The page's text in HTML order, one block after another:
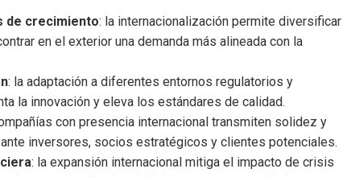
de crecimiento: la internacionalización permite diversificar
en el exterior una demanda más alineada con la
: la adaptación a diferentes entornos regulatorios y
la innovación y eleva los estándares de calidad.
con presencia internacional transmiten solidez y
inversores, socios estratégicos y clientes potenciales.
: la expansión internacional mitiga el impacto de crisis